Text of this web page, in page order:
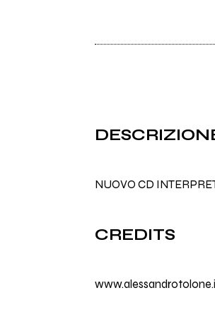
NUOVO CD
CREDITS